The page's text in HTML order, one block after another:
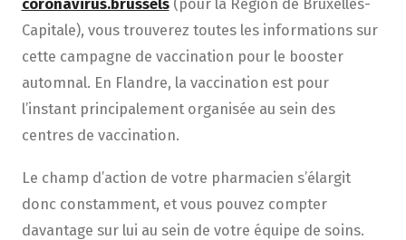
Capitale), vous trouverez toutes les informations sur
cette campagne de vaccination pour le booster
automnal. En Flandre, la vaccination est pour
l’instant principalement organisée au sein des
centres de vaccination.
Le champ d’action de votre pharmacien s’élargit
donc constamment, et vous pouvez compter
davantage sur lui au sein de votre équipe de soins.